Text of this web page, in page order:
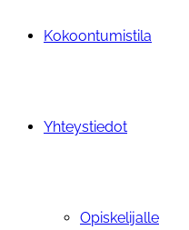
Kokoontumistila
Yhteystiedot
Opiskelijalle